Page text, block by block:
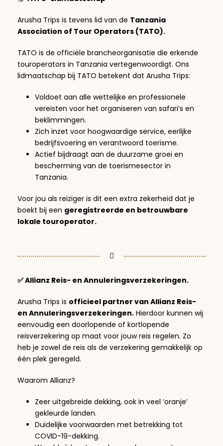
Arusha Trips is tevens lid van de Tanzania
Association of Tour Operators (TATO).
TATO is de officiële brancheorganisatie die erkende
touroperators in Tanzania vertegenwoordigt. Ons
lidmaatschap bij TATO betekent dat Arusha Trips:
Voldoet aan alle wettelijke en professionele
vereisten voor het organiseren van safari’s en
beklimmingen.
Zich inzet voor hoogwaardige service, eerlijke
bedrijfsvoering en verantwoord toerisme.
Actief bijdraagt aan de duurzame groei en
bescherming van de toerismesector in
Tanzania.
Voor jou als reiziger is dit een extra zekerheid dat je
boekt bij een geregistreerde en betrouwbare
lokale touroperator.
✅ Allianz Reis- en Annuleringsverzekeringen.
Arusha Trips is officieel partner van Allianz Reis-
en Annuleringsverzekeringen. Hierdoor kunnen wij
eenvoudig een doorlopende of kortlopende
reisverzekering op maat voor jouw reis regelen. Zo
heb je zowel de reis als de verzekering gemakkelijk op
één plek geregeld.
Waarom Allianz?
Zeer uitgebreide dekking, ook in veel ‘oranje’
gekleurde landen.
Duidelijke voorwaarden met betrekking tot
COVID-19-dekking.